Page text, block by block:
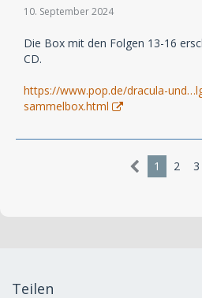
10. September 2024
Die Box mit den Folgen 13-16
CD.
https://www.pop.de/dracula-
sammelbox.html
1 2 3
Teilen